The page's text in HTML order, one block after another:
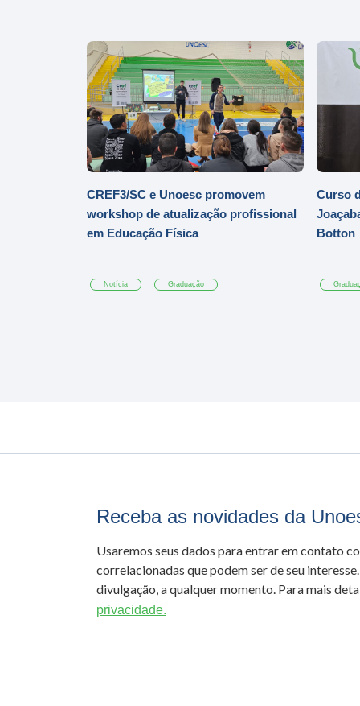
CREF3/SC e Unoesc promovem
workshop de atualização profissional
em Educação Física
Notícia Graduação
Curso
Botton
Receba as novidades da
Usaremos seus dados para entrar em contato
correlacionadas que podem ser de seu
divulgação, a qualquer momento. Para mais
privacidade.